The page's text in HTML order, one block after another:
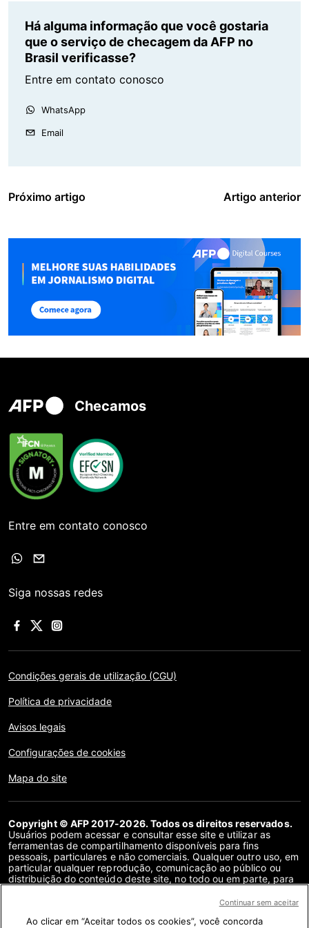
Há alguma informação que você gostaria
que o serviço de checagem da AFP no
Brasil verificasse?
Entre em contato conosco
WhatsApp
Email
Próximo artigo Artigo anterior
Checamos
Entre em contato conosco
Siga nossas redes
Condições gerais de utilização (CGU)
Política de privacidade
Avisos legais
Configurações de cookies
Mapa do site
Copyright © AFP 2017-2026. Todos os direitos reservados.
Usuários podem acessar e consultar esse site e utilizar as
ferramentas de compartilhamento disponíveis para fins
pessoais, particulares e não comerciais. Qualquer outro uso, em
particular qualquer reprodução, comunicação ao público ou
distribuição do conteúdo deste site, no todo ou em parte, para
contrato de licença específico assinado com a AFP, é
meio de links no conteúdo de verificação de fatos são
Ao clicar em “Aceitar todos os cookies”, você concorda
Continuar sem aceitar